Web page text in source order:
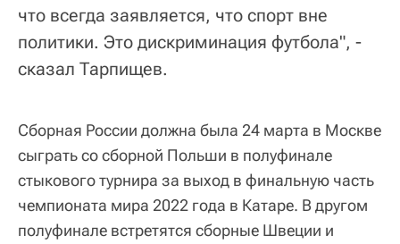
что всегда заявляется, что спорт вне
политики. Это дискриминация футбола", -
сказал Тарпищев.
Сборная России должна была 24 марта в Москве
сыграть со сборной Польши в полуфинале
стыкового турнира за выход в финальную часть
чемпионата мира 2022 года в Катаре. В другом
полуфинале встретятся сборные Швеции и